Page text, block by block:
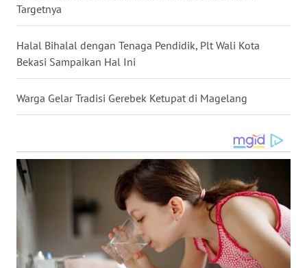
Targetnya
Halal Bihalal dengan Tenaga Pendidik, Plt Wali Kota
Bekasi Sampaikan Hal Ini
Warga Gelar Tradisi Gerebek Ketupat di Magelang
WN
TOBA
WN
LANGKAT